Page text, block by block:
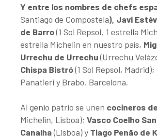
Y entre los nombres de chefs
Santiago de Compostela), Javi
de Barro(1 Sol Repsol, 1 estrella
estrella Michelin en nuestro país,
Urrechu de Urrechu(Urrechu
Chispa Bistró(1 Sol Repsol, Madrid);
Panatieri y Brabo. Barcelona.
Al genio patrio se unen cocineros
Michelin, Lisboa); Vasco Coelho
Canalha(Lisboa) y Tiago Penão de